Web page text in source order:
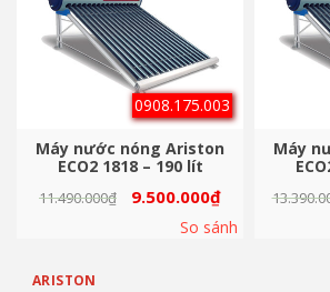
0908.175.003
Máy nước nóng Ariston
ECO2 1818 – 190 lít
11.490.000₫ 9.500.000₫
So sánh
Máy
ARISTON